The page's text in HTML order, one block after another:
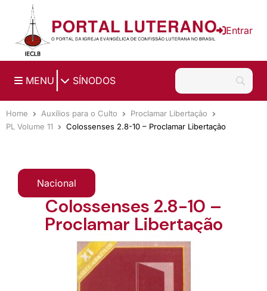
Ir para o conteúdo principal
Entrar
MENU SÍNODOS
Home Auxílios para o Culto
Proclamar Libertação
PL Volume 11
Colossenses 2.8-10 – Proclamar Libertação
Nacional
Colossenses 2.8-10 –
Proclamar Libertação